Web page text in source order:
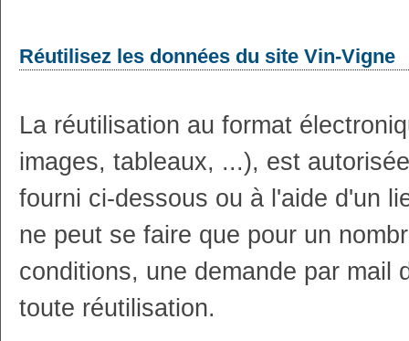
Réutilisez les données du site Vin-Vigne
La réutilisation au format
images, tableaux, ...), est
fourni ci-dessous ou à l'aide d'un
ne peut se faire que pour un
conditions, une demande par mail
toute réutilisation.